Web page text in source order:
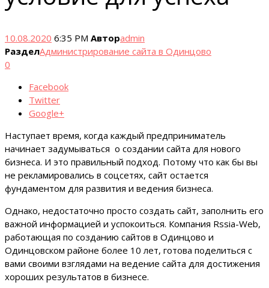
10.08.2020 6:35 PM Авторadmin
РазделАдминистрирование сайта в Одинцово
0
Facebook
Twitter
Google+
Наступает время, когда каждый предприниматель
начинает задумываться о создании сайта для нового
бизнеса. И это правильный подход. Потому что как бы вы
не рекламировались в соцсетях, сайт остается
фундаментом для развития и ведения бизнеса.
Однако, недостаточно просто создать сайт, заполнить его
важной информацией и успокоиться. Компания Rssia-Web,
работающая по созданию сайтов в Одинцово и
Одинцовском районе более 10 лет, готова поделиться с
вами своими взглядами на ведение сайта для достижения
хороших результатов в бизнесе.